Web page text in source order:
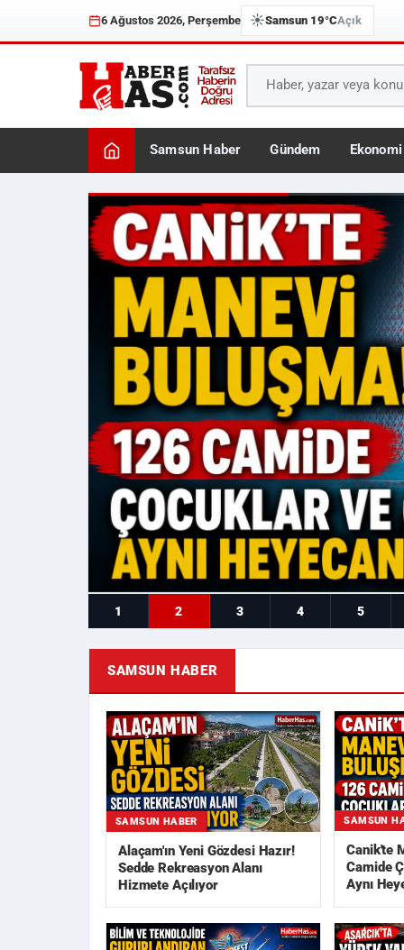
6 Ağustos 2026, Perşembe ☀️Samsun 19°CAçık
Samsun Haber Gündem Ekonomi
Haberhas — Samsun
1 2 3 4 5
SAMSUN HABER
SAMSUN HABER
Alaçam'ın Yeni Gözdesi Hazır!
Sedde Rekreasyon Alanı
Hizmete Açılıyor
SAMSUN
Canik'te
Camide
Aynı